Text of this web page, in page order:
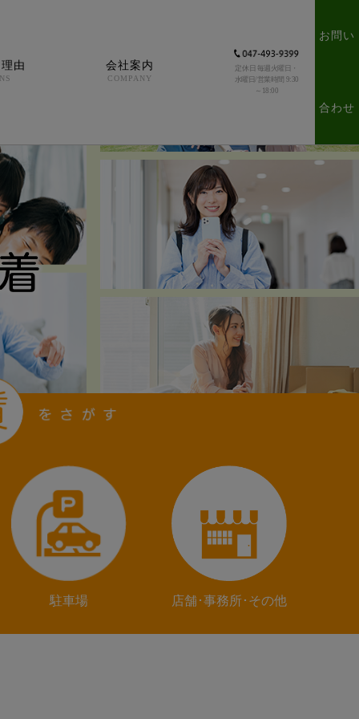
由 会社案内
COMPANY
定休日 毎週火曜日・
水曜日/営業時間 9:30
～18:00
お問い
合わせ
駐車場 店舗･事務所･その他